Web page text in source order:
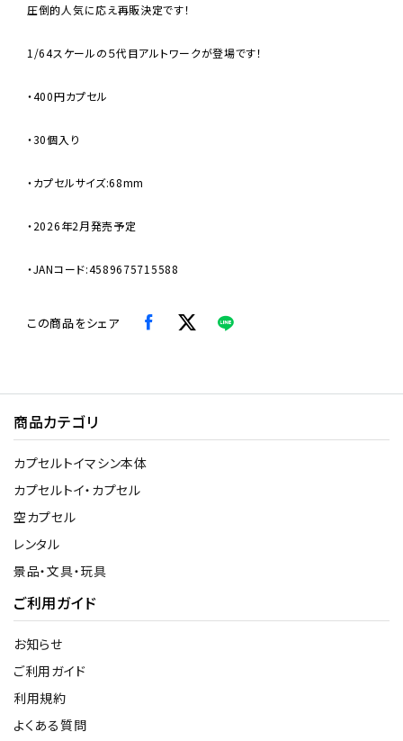
圧倒的人気に応え再販決定です！
1/64スケールの５代目アルトワークが登場です！
・400円カプセル
・30個入り
・カプセルサイズ:68mm
・2026年2月発売予定
・JANコード:4589675715588
この商品をシェア
商品カテゴリ
カプセルトイマシン本体
カプセルトイ・カプセル
空カプセル
レンタル
景品・文具・玩具
ご利用ガイド
お知らせ
ご利用ガイド
利用規約
よくある質問